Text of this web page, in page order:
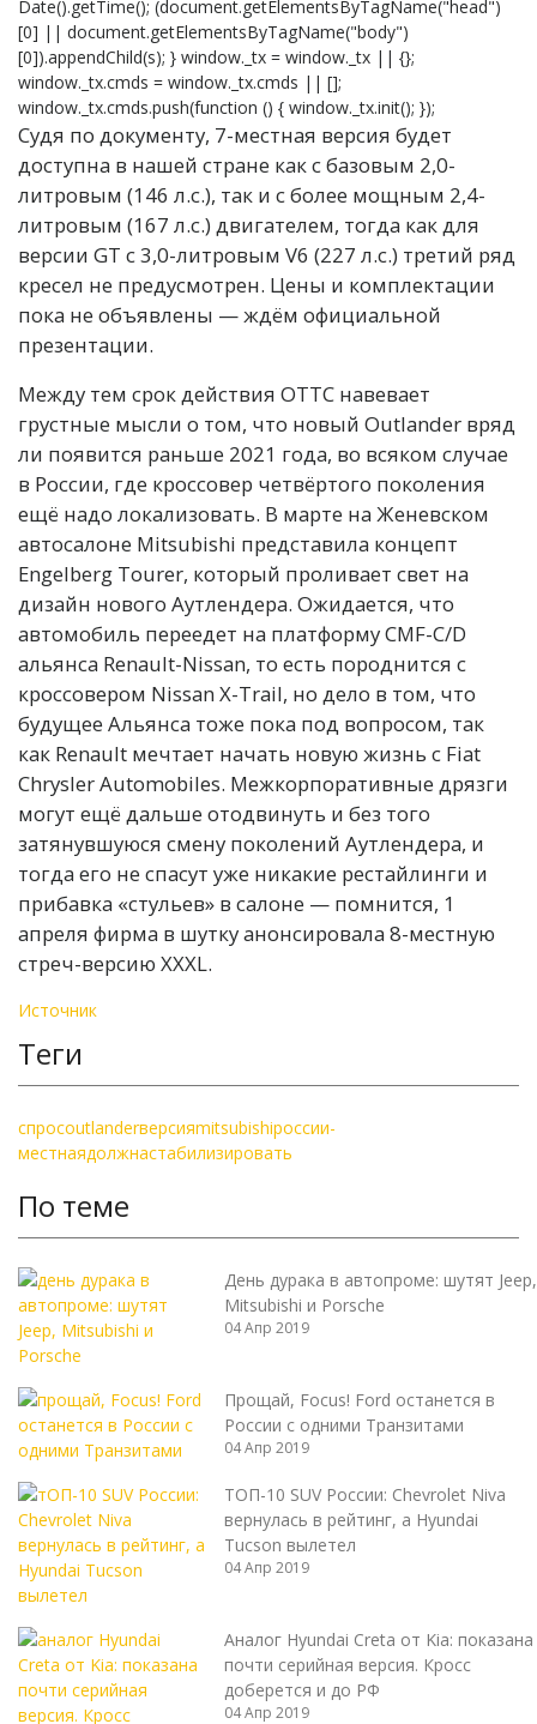
Date().getTime(); (document.getElementsByTagName("head")
[0] || document.getElementsByTagName("body")
[0]).appendChild(s); } window._tx = window._tx || {};
window._tx.cmds = window._tx.cmds || [];
window._tx.cmds.push(function () { window._tx.init(); });
Судя по документу, 7-местная версия будет
доступна в нашей стране как с базовым 2,0-
литровым (146 л.с.), так и с более мощным 2,4-
литровым (167 л.с.) двигателем, тогда как для
версии GT c 3,0-литровым V6 (227 л.с.) третий ряд
кресел не предусмотрен. Цены и комплектации
пока не объявлены — ждём официальной
презентации.
Между тем срок действия ОТТС навевает
грустные мысли о том, что новый Outlander вряд
ли появится раньше 2021 года, во всяком случае
в России, где кроссовер четвёртого поколения
ещё надо локализовать. В марте на Женевском
автосалоне Mitsubishi представила концепт
Engelberg Tourer, который проливает свет на
дизайн нового Аутлендера. Ожидается, что
автомобиль переедет на платформу CMF-C/D
альянса Renault-Nissan, то есть породнится с
кроссовером Nissan X-Trail, но дело в том, что
будущее Альянса тоже пока под вопросом, так
как Renault мечтает начать новую жизнь с Fiat
Chrysler Automobiles. Межкорпоративные дрязги
могут ещё дальше отодвинуть и без того
затянувшуюся смену поколений Аутлендера, и
тогда его не спасут уже никакие рестайлинги и
прибавка «стульев» в салоне — помнится, 1
апреля фирма в шутку анонсировала 8-местную
стреч-версию XXXL.
Источник
Теги
спросoutlanderверсияmitsubishiроссии-
местнаядолжнастабилизировать
По теме
День дурака в автопроме: шутят Jeep,
Mitsubishi и Porsche
04 Апр 2019
Прощай, Focus! Ford останется в
России с одними Транзитами
04 Апр 2019
ТОП-10 SUV России: Chevrolet Niva
вернулась в рейтинг, а Hyundai
Tucson вылетел
04 Апр 2019
Аналог Hyundai Creta от Kia: показана
почти серийная версия. Кросс
доберется и до РФ
04 Апр 2019